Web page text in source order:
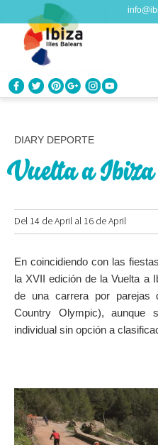
ENJOY IBIZA
AGENDA
ORGANIZE YOUR TRIP
Before visiting
ON THE MAP
DIARY DEPORTE
Vuelta a Ibiza
Del 14 de April al 16 de April
En coincidiendo con las
la XVII edición de la Vuelta a
de una carrera por parejas
Country Olympic), aunque
individual sin opción a